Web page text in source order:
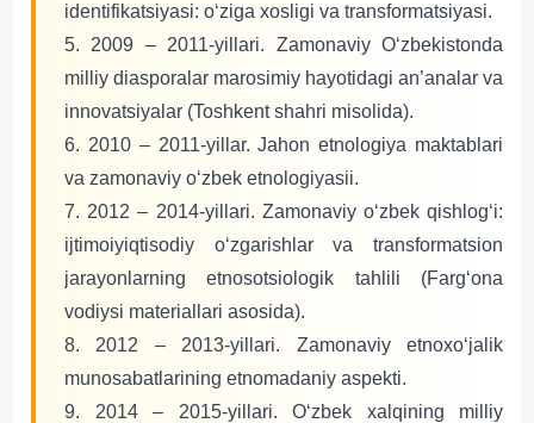
identifikatsiyasi: o‘ziga xosligi va transformatsiyasi.
5. 2009 – 2011-yillari. Zamonaviy O‘zbekistonda
milliy diasporalar marosimiy hayotidagi an’analar va
innovatsiyalar (Toshkent shahri misolida).
6. 2010 – 2011-yillar. Jahon etnologiya maktablari
va zamonaviy o‘zbek etnologiyasii.
7. 2012 – 2014-yillari. Zamonaviy o‘zbek qishlog‘i:
ijtimoiyiqtisodiy o‘zgarishlar va transformatsion
jarayonlarning etnosotsiologik tahlili (Farg‘ona
vodiysi materiallari asosida).
8. 2012 – 2013-yillari. Zamonaviy etnoxo‘jalik
munosabatlarining etnomadaniy aspekti.
9. 2014 – 2015-yillari. O‘zbek xalqining milliy